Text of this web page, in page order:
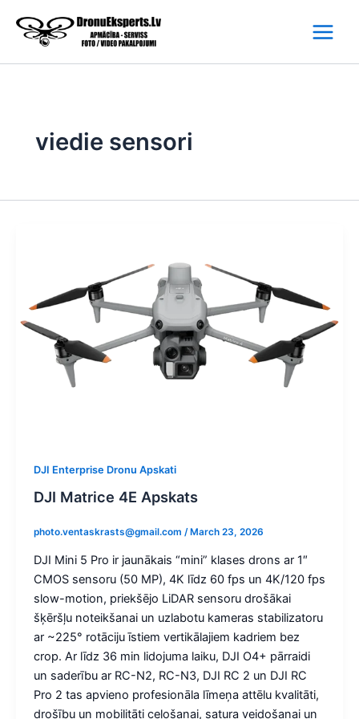
content
viedie sensori
DJI Enterprise Dronu Apskati
DJI Matrice 4E Apskats
photo.ventaskrasts@gmail.com / March 23, 2026
DJI Mini 5 Pro ir jaunākais “mini” klases drons ar 1″
CMOS sensoru (50 MP), 4K līdz 60 fps un 4K/120 fps
slow-motion, priekšējo LiDAR sensoru drošākai
šķēršļu noteikšanai un uzlabotu kameras stabilizatoru
ar ~225° rotāciju īstiem vertikālajiem kadriem bez
crop. Ar līdz 36 min lidojuma laiku, DJI O4+ pārraidi
un saderību ar RC-N2, RC-N3, DJI RC 2 un DJI RC
Pro 2 tas apvieno profesionāla līmeņa attēlu kvalitāti,
drošību un mobilitāti ceļošanai, satura veidošanai un